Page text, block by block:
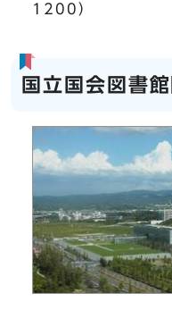
1200）
国立国会図書